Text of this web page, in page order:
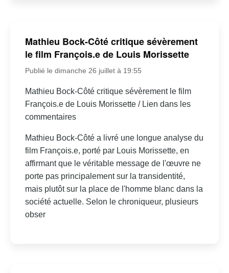
Mathieu Bock-Côté critique sévèrement
le film François.e de Louis Morissette
Publié le dimanche 26 juillet à 19:55
Mathieu Bock-Côté critique sévèrement le film
François.e de Louis Morissette / Lien dans les
commentaires
Mathieu Bock-Côté a livré une longue analyse du
film François.e, porté par Louis Morissette, en
affirmant que le véritable message de l'œuvre ne
porte pas principalement sur la transidentité,
mais plutôt sur la place de l'homme blanc dans la
société actuelle. Selon le chroniqueur, plusieurs
obser